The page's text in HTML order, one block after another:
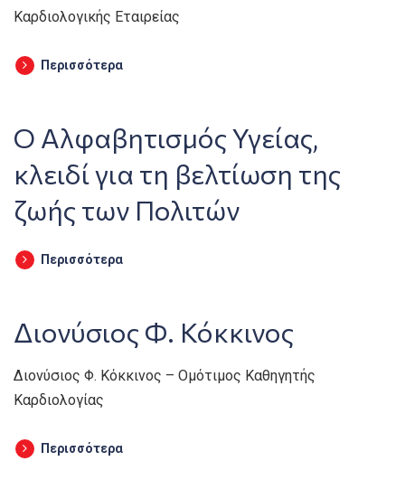
Καρδιολογικής Εταιρείας
Περισσότερα
Ο Αλφαβητισμός Υγείας,
κλειδί για τη βελτίωση της
ζωής των Πολιτών
Περισσότερα
Διονύσιος Φ. Κόκκινος
Διονύσιος Φ. Κόκκινος – Ομότιμος Καθηγητής
Καρδιολογίας
Περισσότερα